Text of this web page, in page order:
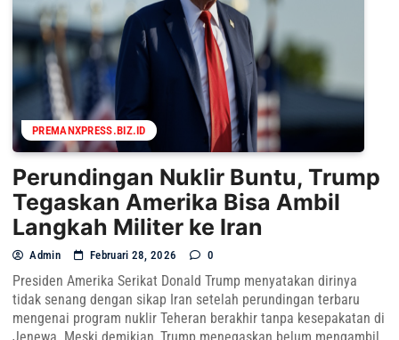
PREMANXPRESS.BIZ.ID
Perundingan Nuklir Buntu, Trump
Tegaskan Amerika Bisa Ambil
Langkah Militer ke Iran
Admin Februari 28, 2026 0
Presiden Amerika Serikat Donald Trump menyatakan dirinya
tidak senang dengan sikap Iran setelah perundingan terbaru
mengenai program nuklir Teheran berakhir tanpa kesepakatan di